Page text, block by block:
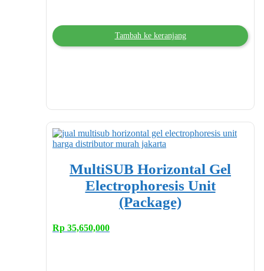
Tambah ke keranjang
MultiSUB Horizontal Gel
Electrophoresis Unit
(Package)
Rp 35,650,000